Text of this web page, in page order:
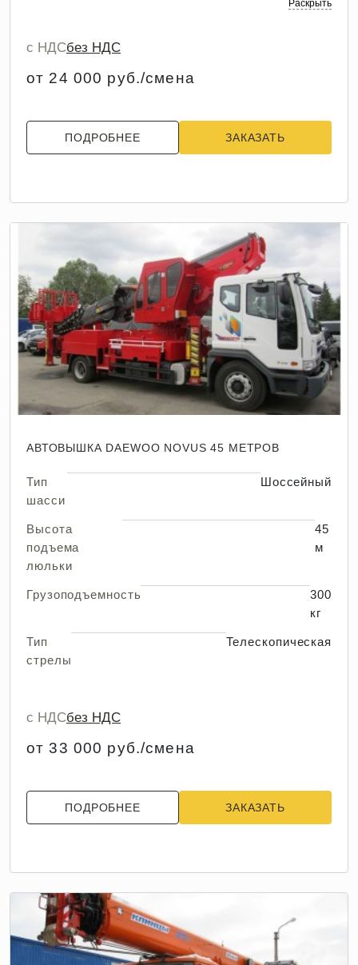
Раскрыть
с НДСбез НДС
от 24 000 руб./смена
ПОДРОБНЕЕ ЗАКАЗАТЬ
АВТОВЫШКА DAEWOO NOVUS 45 МЕТРОВ
Тип
шасси
Шоссейный
Высота
подъема
люльки
45
м
Грузоподъемность
300
кг
Тип
стрелы
Телескопическая
с НДСбез НДС
от 33 000 руб./смена
ПОДРОБНЕЕ ЗАКАЗАТЬ